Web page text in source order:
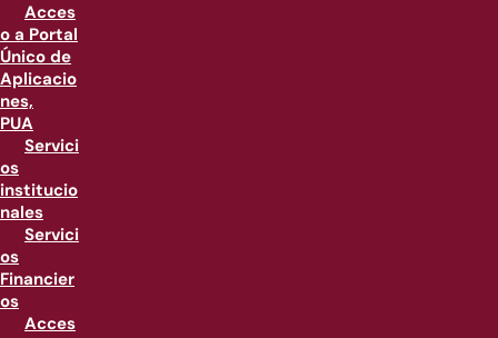
Acces
o a Portal
Único de
Aplicacio
nes,
PUA
Servici
os
institucio
nales
Servici
os
Financier
os
Acces